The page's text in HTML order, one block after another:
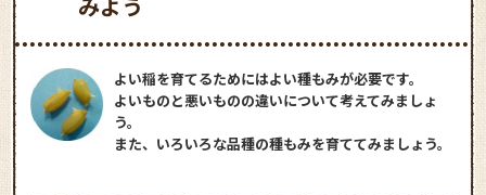
よい稲を育てるためにはよい種もみが必要です。
よいものと悪いものの違いについて考えてみましょ
う。
また、いろいろな品種の種もみを育ててみましょう。